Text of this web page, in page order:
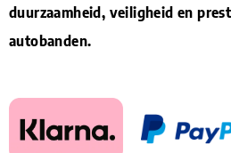
duurzaamheid, veiligheid en
autobanden.